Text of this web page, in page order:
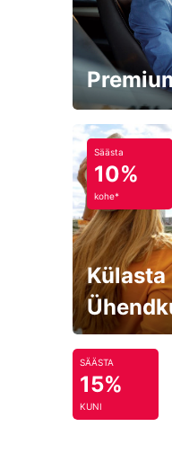
Säästa
10%
kohe*
Külasta
SÄÄSTA
15%
KUNI